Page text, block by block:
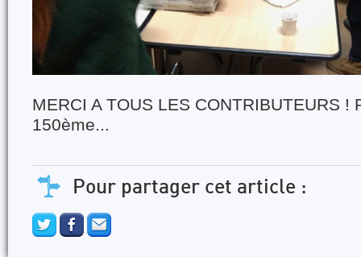
MERCI A TOUS LES CONTRIBUTEURS !
150ème...
Pour partager cet article :